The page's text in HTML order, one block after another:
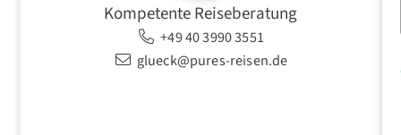
Kompetente Reiseberatung
+49 40 3990 3551
glueck@pures-reisen.de